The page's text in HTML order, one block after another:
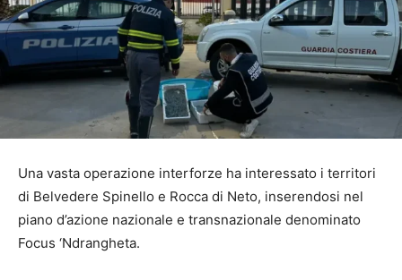
Una vasta operazione interforze ha interessato i territori
di Belvedere Spinello e Rocca di Neto, inserendosi nel
piano d’azione nazionale e transnazionale denominato
Focus ‘Ndrangheta.